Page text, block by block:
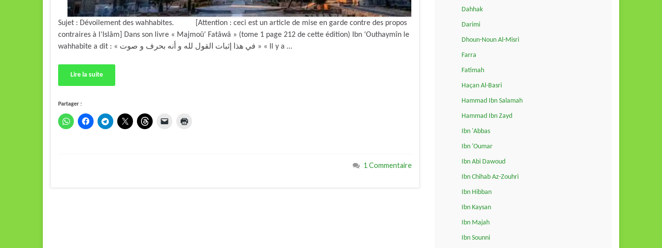
Sujet : Dévoilement des wahhabites. [Attention : ceci est un article de mise en garde contre des propos
contraires à l’Islâm] Dans son livre « Majmoû’ Fatâwâ » (tome 1 page 212 de cette édition) Ibn ‘Outhaymîn le
wahhabite a dit : « في هذا إثبات القول لله و أنه بحرف و صوت » « Il y a …
Lire la suite
Partager :
1 Commentaire
Dahhak
Darimi
Dhoun-Noun Al-Misri
Farra
Fatimah
Haçan Al-Basri
Hammad Ibn Salamah
Hammad Ibn Zayd
Ibn 'Abbas
Ibn 'Oumar
Ibn Abi Dawoud
Ibn Chihab Az-Zouhri
Ibn Hibban
Ibn Kaysan
Ibn Majah
Ibn Sounni